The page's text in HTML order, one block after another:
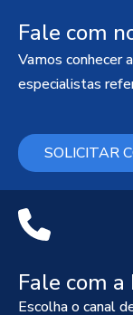
Fale com
Vamos conhecer
especialistas
SOLICITAR
Fale com a
Escolha o canal